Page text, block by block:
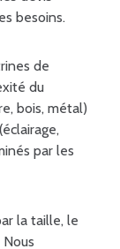
besoins.
de
du
bois, métal)
par les
la taille, le